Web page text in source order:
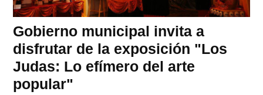
Gobierno municipal invita a
disfrutar de la exposición "Los
Judas: Lo efímero del arte
popular"